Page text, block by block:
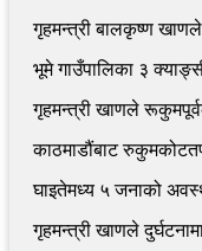
गृहमन्त्री बालकृष्ण खाणले
भूमे गाउँपालिका ३
गृहमन्त्री खाणले
काठमाडौंबाट
घाइतेमध्य ५ जनाको
गृहमन्त्री खाणले